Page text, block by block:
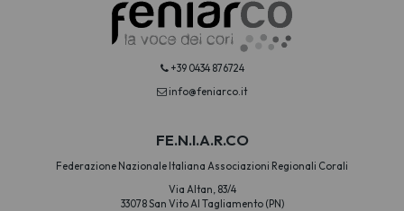
+39 0434 876724
info@feniarco.it
FE.N.I.A.R.CO
Federazione Nazionale Italiana Associazioni Regionali Corali
Via Altan, 83/4
33078 San Vito Al Tagliamento (PN)